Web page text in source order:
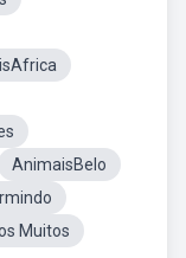
AnimaisBelo
Muitos